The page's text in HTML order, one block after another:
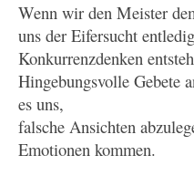
Wenn wir den Meister
uns der Eifersucht
Konkurrenzdenken
Hingebungsvolle Gebete
es uns,
falsche Ansichten
Emotionen kommen.